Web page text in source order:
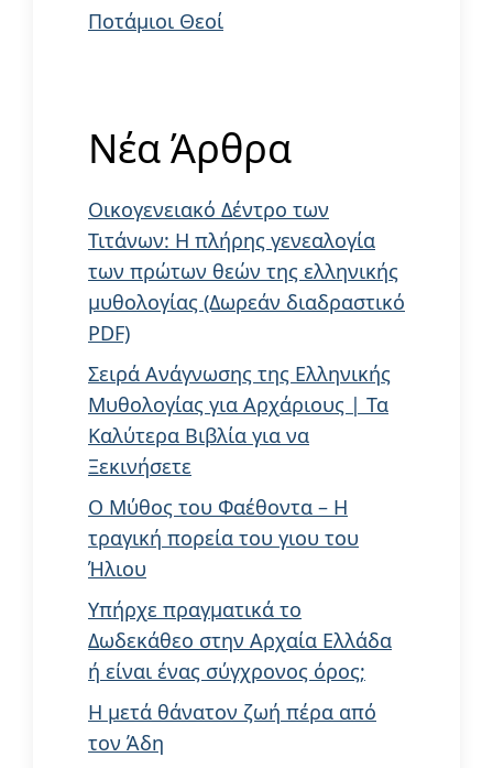
Ποτάμιοι Θεοί
Νέα Άρθρα
Οικογενειακό Δέντρο των
Τιτάνων: Η πλήρης γενεαλογία
των πρώτων θεών της ελληνικής
μυθολογίας (Δωρεάν διαδραστικό
PDF)
Σειρά Ανάγνωσης της Ελληνικής
Μυθολογίας για Αρχάριους | Τα
Καλύτερα Βιβλία για να
Ξεκινήσετε
Ο Μύθος του Φαέθοντα – Η
τραγική πορεία του γιου του
Ήλιου
Υπήρχε πραγματικά το
Δωδεκάθεο στην Αρχαία Ελλάδα
ή είναι ένας σύγχρονος όρος;
Η μετά θάνατον ζωή πέρα από
τον Άδη